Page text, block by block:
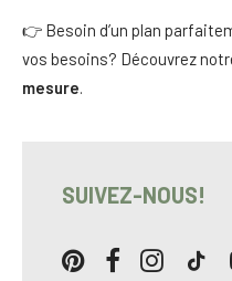
👉 Besoin d’un plan
vos besoins? Découvrez
mesure.
SUIVEZ-NOUS!